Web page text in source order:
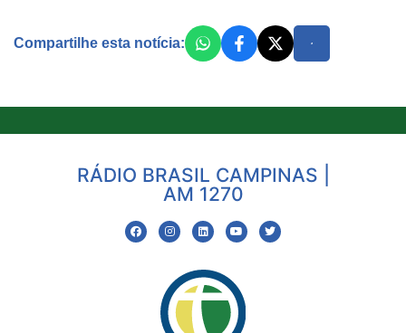
Compartilhe esta notícia:
RÁDIO BRASIL CAMPINAS |
AM 1270